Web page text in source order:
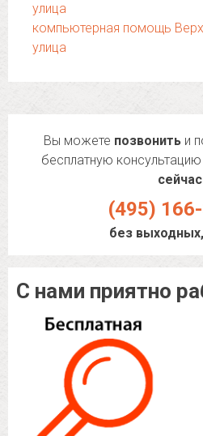
улица
компьютерная помощь
улица
Вы можете позвонить и
бесплатную
(495)
без
С нами приятно